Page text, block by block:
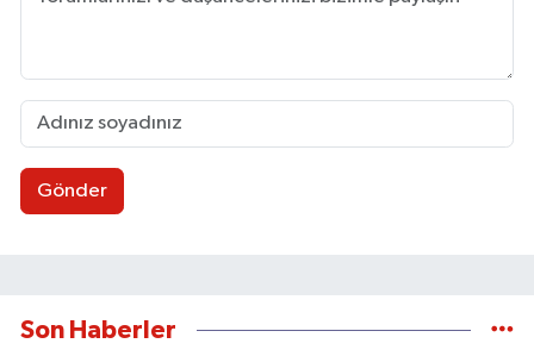
Gönder
Son Haberler